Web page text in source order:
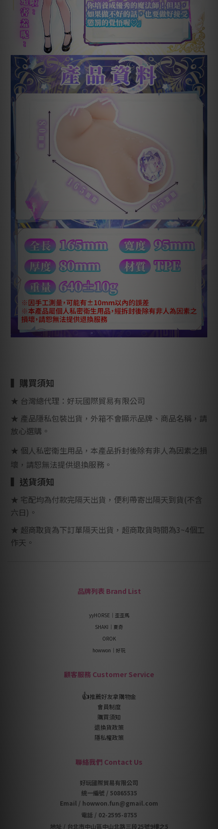
▍購買須知
★ 台灣總代理：好玩國際貿易有限公司
★ 產品隱私包裝出貨，外箱不會顯示品牌、商品名稱，請
放心選購。
★ 個人私密衛生用品，本產品拆封後除有非人為因素之損
壞，請恕無法提供退換服務。
▍ 送貨須知
★ 宅配均為付款完隔天出貨，便利帶寄出隔天到貨(不含
六日) 。
★ 超商取貨為下訂單隔天出貨，超商取貨時間為3~4個工
作天。
品牌列表 Brand List
yyHORSE｜歪歪馬
SHAKI｜夏奇
OROK
howwon｜好玩
顧客服務 Customer Service
👍推薦好友拿購物金
會員制度
購買須知
退換貨政策
隱私權政策
聯絡我們 Contact Us
好玩國際貿易有限公司
統一編號 / 50865535
Email / howwon.fun@gmail.com
電話/ 02-2595-8755
地址 / 台北市中山區中山北路三段25號9樓之5